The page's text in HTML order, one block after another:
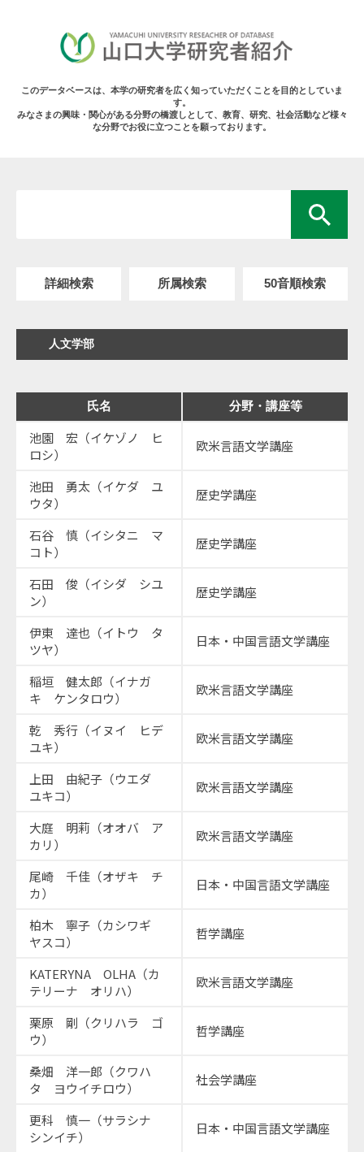
このデータベースは、本学の研究者を広く知っていただくことを目的としていま
す。
みなさまの興味・関心がある分野の橋渡しとして、教育、研究、社会活動など様々
な分野でお役に立つことを願っております。
詳細検索 所属検索 50音順検索
人文学部
氏名 分野・講座等
池園 宏（イケゾノ ヒ
ロシ）
欧米言語文学講座
池田 勇太（イケダ ユ
ウタ）
歴史学講座
石谷 慎（イシタニ マ
コト）
歴史学講座
石田 俊（イシダ シユ
ン）
歴史学講座
伊東 達也（イトウ タ
ツヤ）
日本・中国言語文学講座
稲垣 健太郎（イナガ
キ ケンタロウ）
欧米言語文学講座
乾 秀行（イヌイ ヒデ
ユキ）
欧米言語文学講座
上田 由紀子（ウエダ
ユキコ）
欧米言語文学講座
大庭 明莉（オオバ ア
カリ）
欧米言語文学講座
尾崎 千佳（オザキ チ
カ）
日本・中国言語文学講座
柏木 寧子（カシワギ
ヤスコ）
哲学講座
KATERYNA OLHA（カ
テリーナ オリハ）
欧米言語文学講座
栗原 剛（クリハラ ゴ
ウ）
哲学講座
桑畑 洋一郎（クワハ
タ ヨウイチロウ）
社会学講座
更科 慎一（サラシナ
シンイチ）
日本・中国言語文学講座